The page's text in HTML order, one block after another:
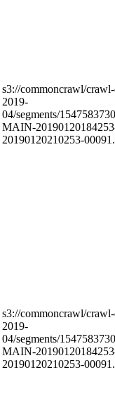
s3://commoncrawl/
2019-
04/segments/
MAIN-
20190120210253-
s3://commoncrawl/
2019-
04/segments/
MAIN-
20190120210253-